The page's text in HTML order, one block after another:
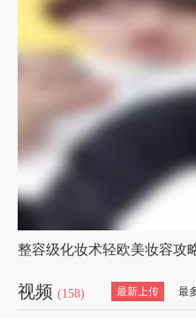
整容级化妆术轻欧美妆容攻
视频 (158) 最新上传 最